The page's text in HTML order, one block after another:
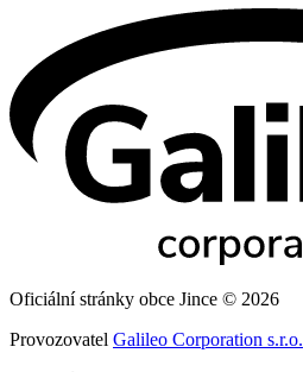
Oficiální stránky obce Jince © 2026
Provozovatel Galileo Corporation s.r.o.